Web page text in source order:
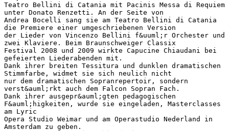
Teatro Bellini di Catania mit Pacinis Messa di Requiem
unter Donato Renzetti. An der Seite von
Andrea Bocelli sang sie am Teatro Bellini di Catania
die Premiere einer umgeschriebenen Version
der Lieder von Vincenzo Bellini f&uuml;r Orchester und
zwei Klaviere. Beim Braunschweiger Classix
Festival 2008 und 2009 wirkte Capucine Chiaudani bei
gefeierten Liederabenden mit.
Dank ihrer breiten Tessitura und dunklen dramatischen
Stimmfarbe, widmet sie sich neulich nicht
nur dem dramatischen Sopranrepertoir, sondern
verst&auml;rkt auch dem Falcon Sopran Fach.
Dank ihrer ausgepr&auml;gten pedagogischen
F&auml;higkeiten, wurde sie eingeladen, Masterclasses
am Lyric
Opera Studio Weimar und am Operastudio Nederland in
Amsterdam zu geben.